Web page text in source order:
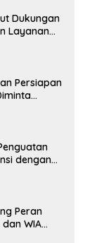
Dukungan
Layanan
Persiapan
dengan
Peran
WIA